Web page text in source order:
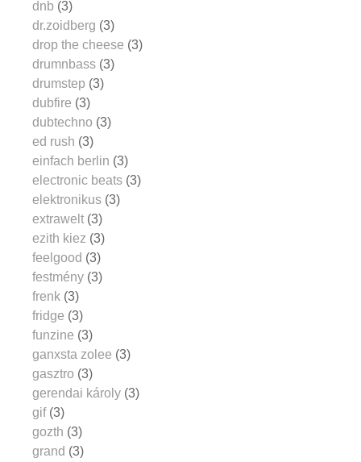
dnb (3)
dr.zoidberg (3)
drop the cheese (3)
drumnbass (3)
drumstep (3)
dubfire (3)
dubtechno (3)
ed rush (3)
einfach berlin (3)
electronic beats (3)
elektronikus (3)
extrawelt (3)
ezith kiez (3)
feelgood (3)
festmény (3)
frenk (3)
fridge (3)
funzine (3)
ganxsta zolee (3)
gasztro (3)
gerendai károly (3)
gif (3)
gozth (3)
grand (3)